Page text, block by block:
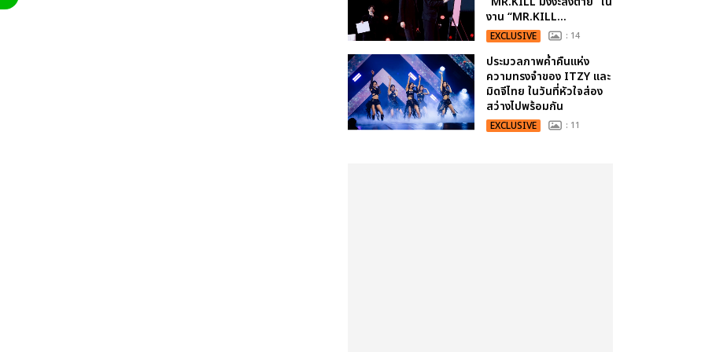
งาน “MR.KILL...
EXCLUSIVE : 14
ประมวลภาพค่ำคืนแห่ง
ความทรงจำของ ITZY และ
มิดจีไทย ในวันที่หัวใจส่อง
สว่างไปพร้อมกัน
EXCLUSIVE : 11